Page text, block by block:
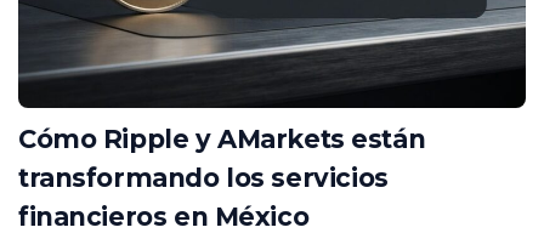
Cómo Ripple y AMarkets están
transformando los servicios
financieros en México